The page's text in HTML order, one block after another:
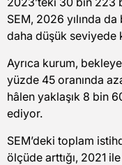
SEM, 2026 yılında
daha düşük seviyede
Ayrıca kurum,
yüzde 45 oranında
hâlen yaklaşık 8 bin
ediyor.
SEM’deki toplam
ölçüde arttığı, 2021